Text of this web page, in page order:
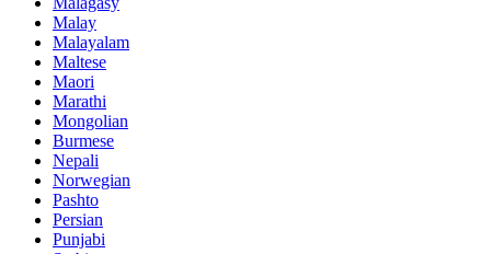
Malay
Malayalam
Maltese
Maori
Marathi
Mongolian
Burmese
Nepali
Norwegian
Pashto
Persian
Punjabi